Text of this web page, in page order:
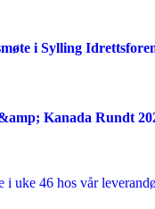
i Sylling
Kanada Rundt